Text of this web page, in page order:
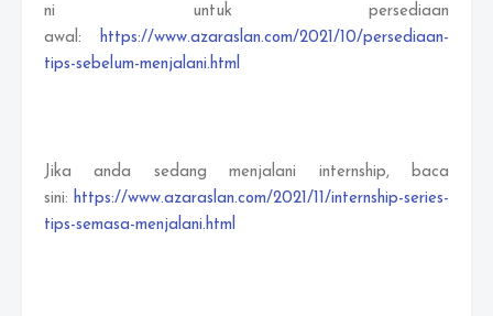
ni untuk persediaan
awal: https://www.azaraslan.com/2021/10/persediaan-
tips-sebelum-menjalani.html
Jika anda sedang menjalani internship, baca
sini: https://www.azaraslan.com/2021/11/internship-series-
tips-semasa-menjalani.html